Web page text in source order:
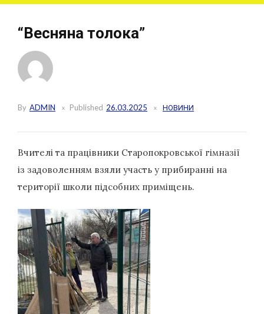
“Весняна толока”
By ADMIN Published 26.03.2025 НОВИНИ
Вчителі та працівники Старопокровської гімназії
із задоволенням взяли участь у прибиранні на
території школи підсобних приміщень.